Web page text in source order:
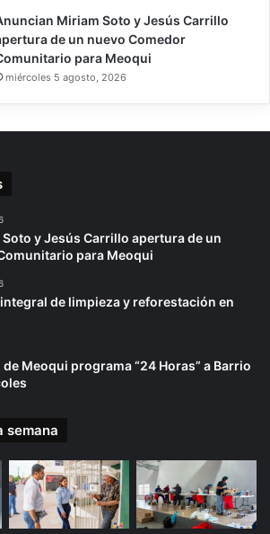
Miriam Soto y Jesús Carrillo
de un nuevo Comedor
para Meoqui
miércoles 5 agosto, 2026
y Jesús Carrillo apertura de un
para Meoqui
de limpieza y reforestación en
Meoqui programa “24 Horas” a Barrio
semana